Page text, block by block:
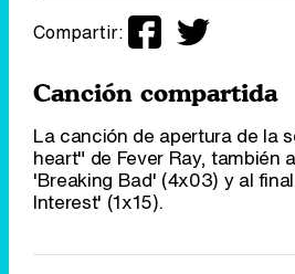
Compartir:
Canción compartida
La canción de apertura de la
heart" de Fever Ray, también
'Breaking Bad' (4x03) y al
Interest' (1x15).